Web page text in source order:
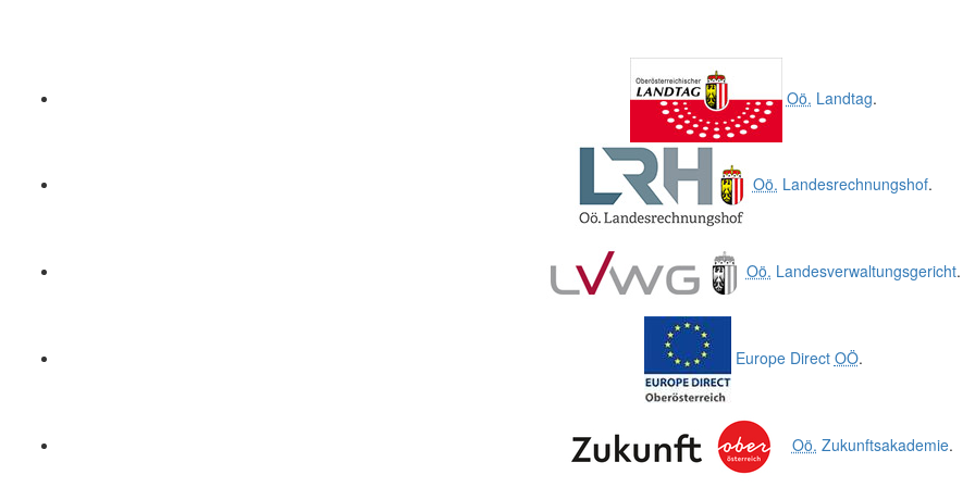
Oö. Landtag.
Oö. Landesrechnungshof.
Oö. Landesverwaltungsgericht.
Europe Direct OÖ.
Oö. Zukunftsakademie.